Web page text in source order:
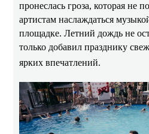
пронеслась гроза, которая не
артистам наслаждаться
площадке. Летний дождь не
только добавил празднику
ярких впечатлений.